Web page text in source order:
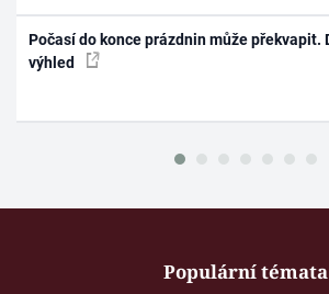
Počasí do konce prázdnin může překvapit.
výhled
Populární témata